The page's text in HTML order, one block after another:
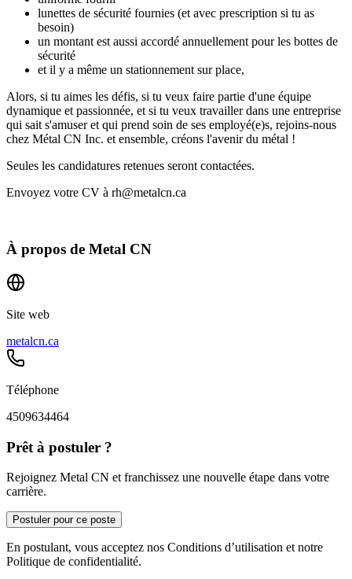
lunettes de sécurité fournies (et avec prescription si tu as
besoin)
un montant est aussi accordé annuellement pour les bottes de
sécurité
et il y a même un stationnement sur place,
Alors, si tu aimes les défis, si tu veux faire partie d'une équipe
dynamique et passionnée, et si tu veux travailler dans une entreprise
qui sait s'amuser et qui prend soin de ses employé(e)s, rejoins-nous
chez Métal CN Inc. et ensemble, créons l'avenir du métal !
Seules les candidatures retenues seront contactées.
Envoyez votre CV à rh@metalcn.ca
À propos de Metal CN
Site web
metalcn.ca
Téléphone
4509634464
Prêt à postuler ?
Rejoignez Metal CN et franchissez une nouvelle étape dans votre
carrière.
Postuler pour ce poste
En postulant, vous acceptez nos Conditions d’utilisation et notre
Politique de confidentialité.